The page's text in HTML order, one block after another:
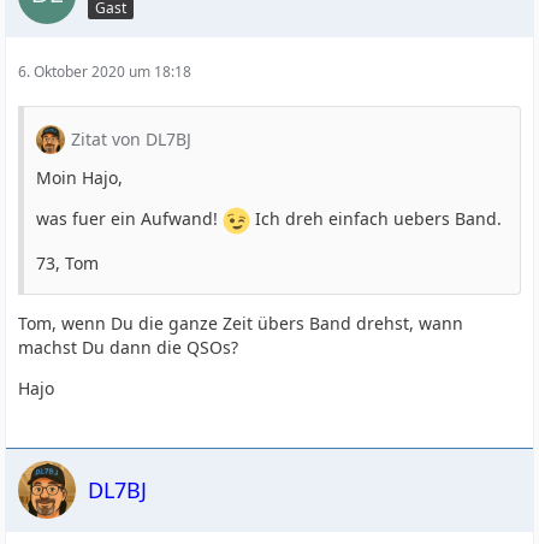
Gast
6. Oktober 2020 um 18:18
Zitat von DL7BJ
Moin Hajo,
was fuer ein Aufwand!
Ich dreh einfach uebers Band.
73, Tom
Tom, wenn Du die ganze Zeit übers Band drehst, wann
machst Du dann die QSOs?
Hajo
DL7BJ